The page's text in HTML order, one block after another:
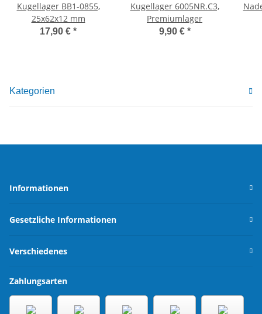
Kugellager BB1-0855,
25x62x12 mm
17,90 € *
Kugellager 6005NR.C3,
Premiumlager
9,90 € *
Kategorien
Informationen
Gesetzliche Informationen
Verschiedenes
Zahlungsarten